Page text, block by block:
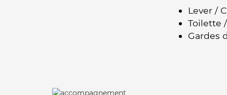
Lever /
Toilette
Gardes